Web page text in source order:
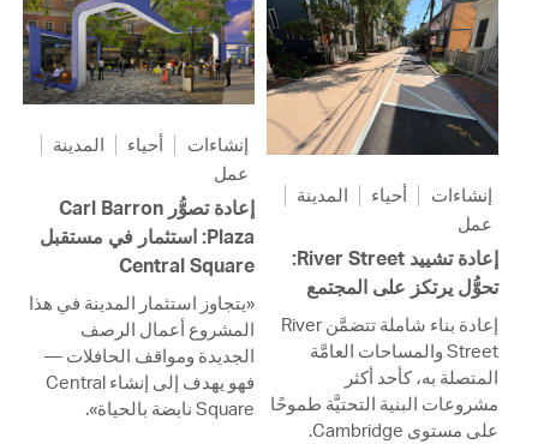
إنشاءات أحياء
المدينة
عمل
إعادة تصوُّر Carl Barron
Plaza: استثمار في مستقبل
Central Square
«يتجاوز استثمار المدينة في هذا
المشروع أعمال الرصف
الجديدة ومواقف الحافلات —
فهو يهدف إلى إنشاء Central
Square نابضة بالحياة».
إنشاءات أحياء
المدينة
عمل
إعادة تشييد River Street:
تحوُّل يرتكز على المجتمع
إعادة بناء شاملة تتضمَّن River
Street والمساحات العامَّة
المتصلة به، كأحد أكثر
مشروعات البنية التحتيَّة طموحًا
على مستوى Cambridge.